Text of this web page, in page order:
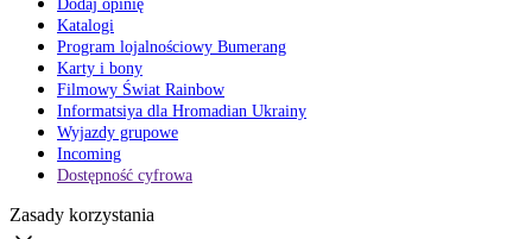
Dodaj opinię
Katalogi
Program lojalnościowy Bumerang
Karty i bony
Filmowy Świat Rainbow
Informatsiya dla Hromadian Ukrainy
Wyjazdy grupowe
Incoming
Dostępność cyfrowa
Zasady korzystania